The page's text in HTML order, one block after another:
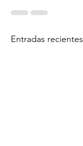
Entradas recientes